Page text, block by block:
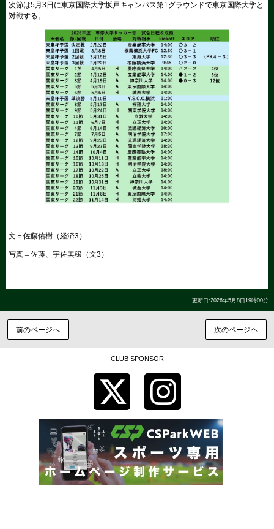
次節は5月3日に東京国際大学坂戸キャンパス第1グラウンドで東京国際大学と
対戦する。
文＝佐藤佑樹（経済3）
写真＝佐藤、宇佐美穣（文3）
更新日:2026年5月8日19時00分
前のページへ 次のページヘ
CLUB SPONSOR